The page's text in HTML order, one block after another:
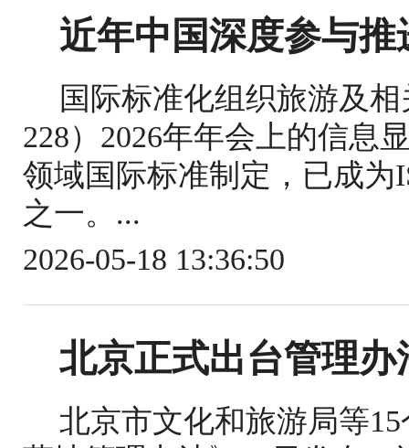
近年中国深度参与
国际标准化组织旅游及
228）2026年年会上的信息
领域国际标准制定，已成为
之一。...
2026-05-18 13:36:50
北京正式出台管理
北京市文化和旅游局等